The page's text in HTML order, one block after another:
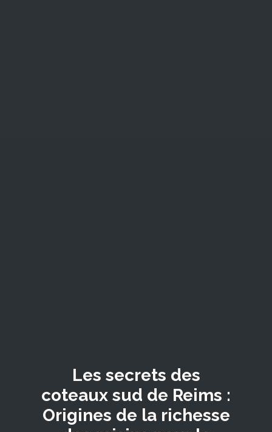
Les secrets des
coteaux sud de Reims :
Origines de la richesse